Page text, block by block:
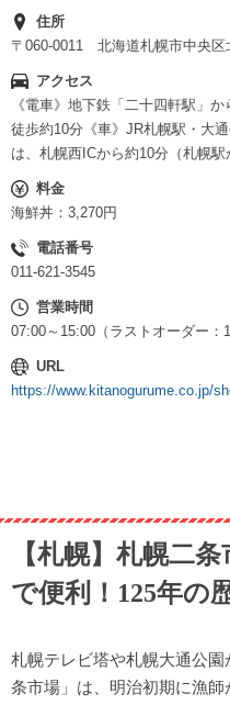
住所
〒060-0011 北海道札幌市中央区
アクセス
《電車》地下鉄「二十四軒駅」
徒歩約10分《車》JR札幌駅・大
は、札幌西ICから約10分（札幌駅
料金
海鮮丼：3,270円
電話番号
011-621-3545
営業時間
07:00～15:00（ラストオーダー：
URL
https://www.kitanogurume.co.jp/
【札幌】札幌二
で便利！125年の
札幌テレビ塔や札幌大通公
条市場」は、明治初期に漁